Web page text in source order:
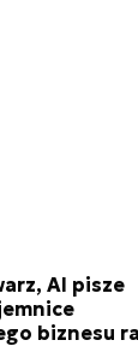
AI pisze
biznesu